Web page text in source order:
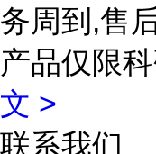
务周到,售
产品仅限
文 >
联系我们